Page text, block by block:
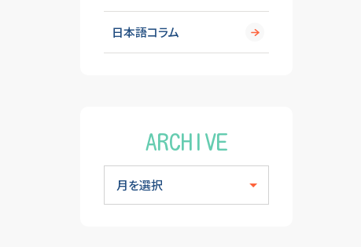
日本語コラム
ARCHIVE